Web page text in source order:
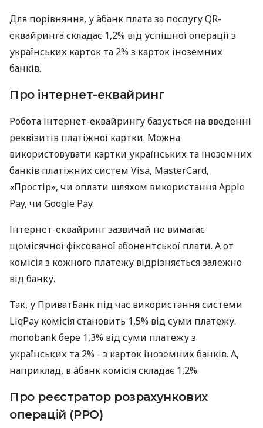
Для порівняння, у àбанк плата за послугу QR-
еквайринга складає 1,2% від успішної операції з
українських карток та 2% з карток іноземних
банків.
Про інтернет-еквайринг
Робота інтернет-еквайрингу базується на введенні
реквізитів платіжної картки. Можна
використовувати картки українських та іноземних
банків платіжних систем Visa, MasterCard,
«Простір», чи оплати шляхом використання Apple
Pay, чи Google Pay.
Інтернет-еквайринг зазвичай не вимагає
щомісячної фіксованої абонентської плати. А от
комісія з кожного платежу відрізняється залежно
від банку.
Так, у ПриватБанк під час використання системи
LiqPay комісія становить 1,5% від суми платежу.
monobank бере 1,3% від суми платежу з
українських та 2% - з карток іноземних банків. А,
наприклад, в àбанк комісія складає 1,2%.
Про реєстратор розрахункових
операцій (РРО)